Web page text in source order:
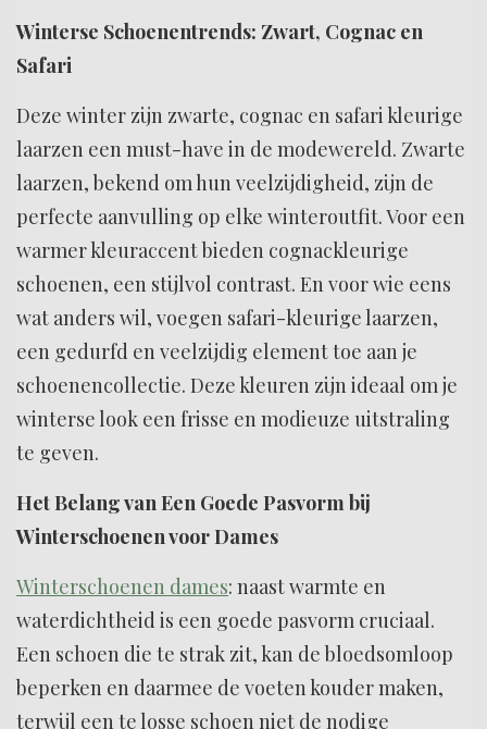
Winterse Schoenentrends: Zwart, Cognac en
Safari
Deze winter zijn zwarte, cognac en safari kleurige
laarzen een must-have in de modewereld. Zwarte
laarzen, bekend om hun veelzijdigheid, zijn de
perfecte aanvulling op elke winteroutfit. Voor een
warmer kleuraccent bieden cognackleurige
schoenen, een stijlvol contrast. En voor wie eens
wat anders wil, voegen safari-kleurige laarzen,
een gedurfd en veelzijdig element toe aan je
schoenencollectie. Deze kleuren zijn ideaal om je
winterse look een frisse en modieuze uitstraling
te geven.
Het Belang van Een Goede Pasvorm bij
Winterschoenen voor Dames
Winterschoenen dames: naast warmte en
waterdichtheid is een goede pasvorm cruciaal.
Een schoen die te strak zit, kan de bloedsomloop
beperken en daarmee de voeten kouder maken,
terwijl een te losse schoen niet de nodige